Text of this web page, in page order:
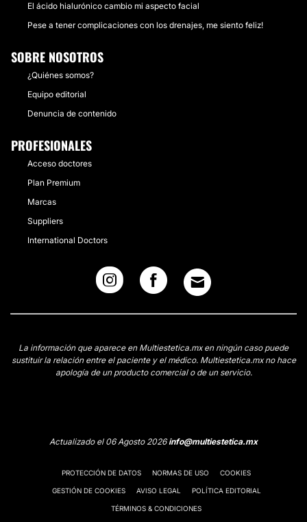
El ácido hialurónico cambio mi aspecto facial
Pese a tener complicaciones con los drenajes, me siento feliz!
SOBRE NOSOTROS
¿Quiénes somos?
Equipo editorial
Denuncia de contenido
PROFESIONALES
Acceso doctores
Plan Premium
Marcas
Suppliers
International Doctors
La información que aparece en Multiestetica.mx en ningún caso puede
sustituir la relación entre el paciente y el médico. Multiestetica.mx no hace
apología de un producto comercial o de un servicio.
Actualizado el 06 Agosto 2026info@multiestetica.mx
PROTECCIÓN DE DATOS NORMAS DE USO COOKIES
GESTIÓN DE COOKIES AVISO LEGAL POLÍTICA EDITORIAL
TÉRMINOS & CONDICIONES